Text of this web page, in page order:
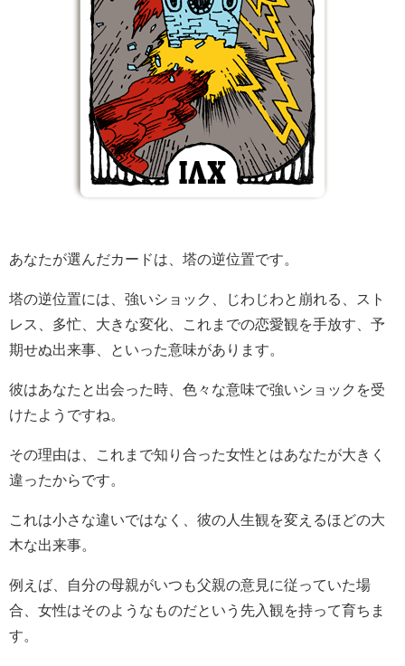
あなたが選んだカードは、塔の逆位置です。
塔の逆位置には、強いショック、じわじわと崩れる、スト
レス、多忙、大きな変化、これまでの恋愛観を手放す、予
期せぬ出来事、といった意味があります。
彼はあなたと出会った時、色々な意味で強いショックを受
けたようですね。
その理由は、これまで知り合った女性とはあなたが大きく
違ったからです。
これは小さな違いではなく、彼の人生観を変えるほどの大
木な出来事。
例えば、自分の母親がいつも父親の意見に従っていた場
合、女性はそのようなものだという先入観を持って育ちま
す。